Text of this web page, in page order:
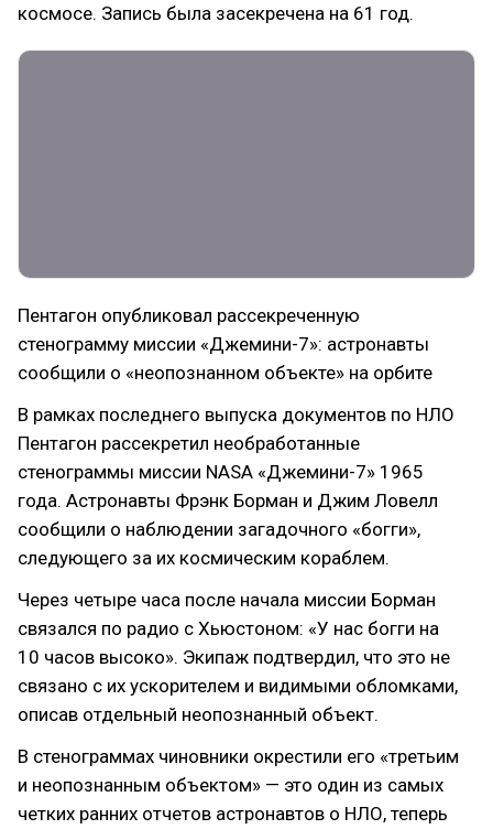
космосе. Запись была засекречена на 61 год.
Пентагон опубликовал рассекреченную
стенограмму миссии «Джемини-7»: астронавты
сообщили о «неопознанном объекте» на орбите
В рамках последнего выпуска документов по НЛО
Пентагон рассекретил необработанные
стенограммы миссии NASA «Джемини-7» 1965
года. Астронавты Фрэнк Борман и Джим Ловелл
сообщили о наблюдении загадочного «богги»,
следующего за их космическим кораблем.
Через четыре часа после начала миссии Борман
связался по радио с Хьюстоном: «У нас богги на
10 часов высоко». Экипаж подтвердил, что это не
связано с их ускорителем и видимыми обломками,
описав отдельный неопознанный объект.
В стенограммах чиновники окрестили его «третьим
и неопознанным объектом» — это один из самых
четких ранних отчетов астронавтов о НЛО, теперь